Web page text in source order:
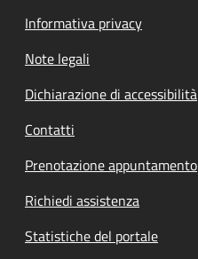
Informativa privacy
Note legali
Dichiarazione di accessibilità
Contatti
Prenotazione appuntamento
Richiedi assistenza
Statistiche del portale